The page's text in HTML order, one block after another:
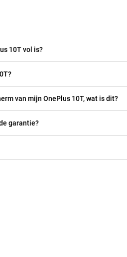
10T vol is?
van mijn OnePlus 10T, wat is dit?
garantie?